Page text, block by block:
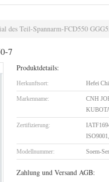
des Teil-Spannarm-FCD550
7
Produktdetails:
Herkunftsort: Hefei
Markenname:
CNH
Zertifizierung:
Modellnummer: Soem-
Zahlung und Versand AGB: